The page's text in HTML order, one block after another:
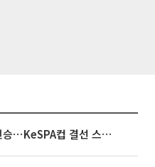
한화생명, 젠지에 2-1 역전승⋯KeSPA컵 결선 스테이지 2 직행